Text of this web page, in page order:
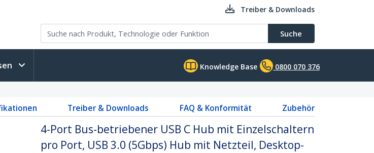
Treiber & Downloads
Suche
Knowledge Base 0800 070 376
Treiber & Downloads FAQ & Konformität Zubehör
4-Port Bus-betriebener USB C Hub mit Einzelschaltern
pro Port, USB 3.0 (5Gbps) Hub mit Netzteil, Desktop-